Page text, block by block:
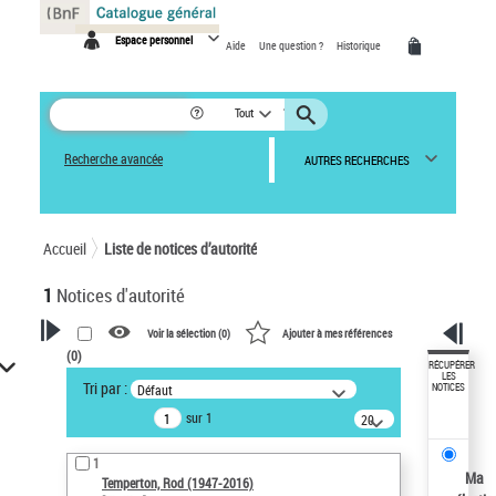
Espace personnel Aide Une question ? Historique
Tout
Recherche avancée AUTRES RECHERCHES
Accueil Liste de notices d’autorité
1 Notices d'autorité
VOTRE RECHERCHE
Recherche avancée dans les
notices d’autorité
Œuvres liées à l'auteur :
Temperton, Rod (1947-2016)
Voir la sélection (0) Ajouter à mes références
(0)
Tri par : Défaut
sur 1
20
résultats/page
1
Temperton, Rod (1947-2016)
RÉCUPÉRER
LES
NOTICES
Ma
Panneau de gestion des cookies